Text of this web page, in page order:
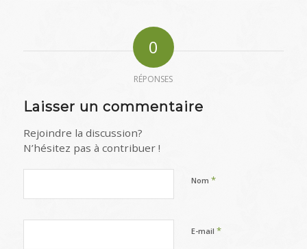
0
RÉPONSES
Laisser un commentaire
Rejoindre la discussion?
N’hésitez pas à contribuer !
Nom *
E-mail *